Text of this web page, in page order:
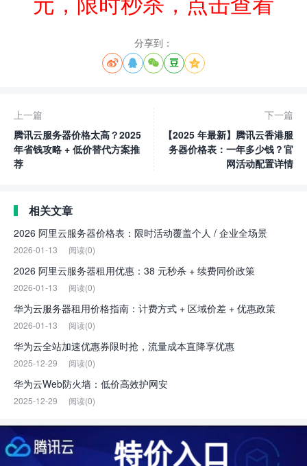
分享到：
    
上一篇
腾讯云服务器价格太高？2025
年省钱攻略 + 低价替代方案推
荐
下一篇
【2025 年最新】腾讯云香港服
务器价格表：一年多少钱？官
网活动配置详情
相关文章
2026 阿里云服务器价格表：限时活动覆盖个人 / 企业全场景
2026-01-13 阅读(0)
2026 阿里云服务器租用优惠：38 元秒杀 + 续费同价政策
2026-01-13 阅读(0)
华为云服务器租用价格指南：计费方式 + 区域价差 + 优惠政策
2026-01-13 阅读(0)
华为云全站加速优惠券限时抢，流量成本直降享优惠
2025-12-29 阅读(0)
华为云Web防火墙：低价高效护网安
2025-12-29 阅读(0)